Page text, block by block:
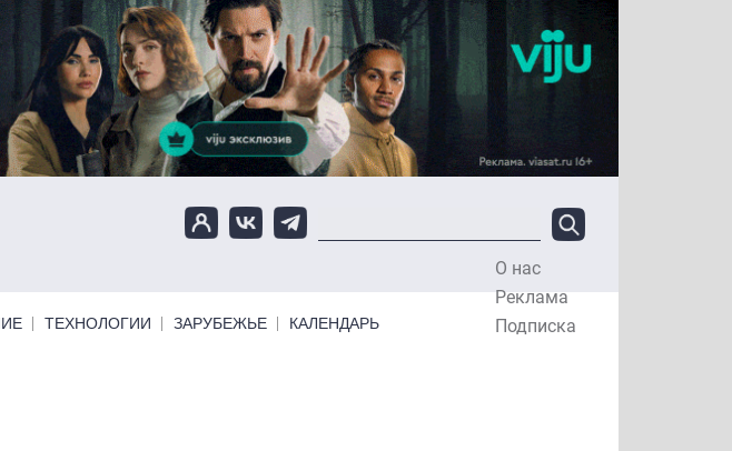
О нас
Реклама
Подписка
ТЕХНОЛОГИИ ЗАРУБЕЖЬЕ КАЛЕНДАРЬ